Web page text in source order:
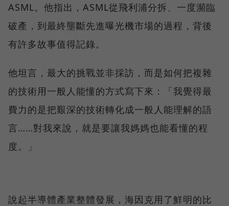
ASML。他指出，ASML從飛利浦分拆、一度瀕臨
破產，到最終壟斷先進曝光機市場的過程，背後
有許多故事值得記錄。
他坦言，最大的挑戰並非採訪，而是如何把複雜
的技術用一般人能懂的方式寫下來：「我覺得最
費力的是把艱深的技術轉化成一般人能理解的語
言……對我來說，就是要讓我媽媽也能看懂的程
度。」
說起半導體產業整體發展，海因克用了鮮明的比